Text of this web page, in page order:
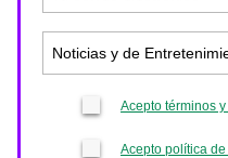
Acepto términos
Acepto política